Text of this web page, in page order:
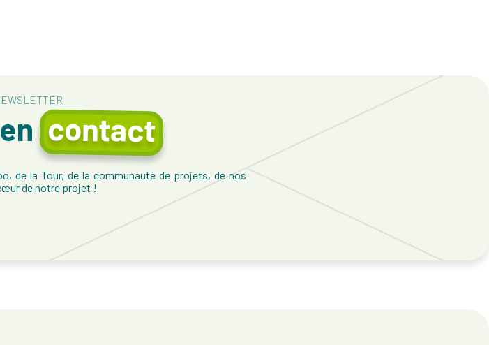
contact
de la Tour, de la communauté de projets, de nos
de notre projet !